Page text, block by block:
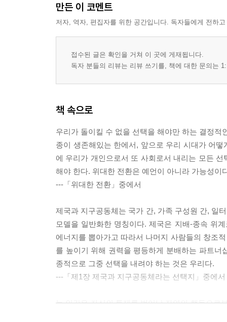
만든 이 코멘트
저자, 역자, 편집자를 위한 공간입니다. 독자들에게 전하
접수된 글은 확인을 거쳐 이 곳에 게재됩니다.
독자 분들의 리뷰는 리뷰 쓰기를, 책에 대한 문의는
책 속으로
우리가 돌이킬 수 없을 선택을 해야만 하는 결정
종이 생존해있는 한에서, 앞으로 우리 시대가 어
에 우리가 개인으로서 또 사회로서 내리는 모든
해야 한다. 위대한 전환은 예언이 아니라 가능성이
---「위대한 전환」중에서
제국과 지구공동체는 국가 간, 가족 구성원 간, 일
모델을 일반화한 명칭이다. 제국은 지배-종속 위
에너지를 뽑아가고 따라서 나머지 사람들의 창조
를 높이기 위해 권력을 평등하게 분배하는 파트
종적으로 그중 선택을 내려야 하는 것은 우리다.
---「제1장 제국과 지구공동체라는 선택지」중에서
늘 인간은 자신의 통제를 벗어난 자연의 행동으로